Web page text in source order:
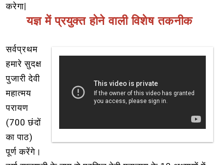
करेगा|
यज्ञ में प्रयुक्त होने वाली विशेष तकनीक
सर्वप्रथम
हमारे सुदक्ष
पुजारी देवी
महात्मय
परायण
(700 छंदों
का पाठ)
पूर्ण करेंगे।